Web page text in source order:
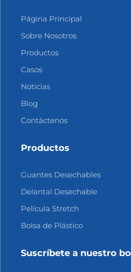
Página Principal
Sobre Nosotros
Productos
Casos
Noticias
Blog
Contáctenos
Productos
Guantes Desechables
Delantal Desechable
Película Stretch
Bolsa de Plástico
Suscríbete a nuestro